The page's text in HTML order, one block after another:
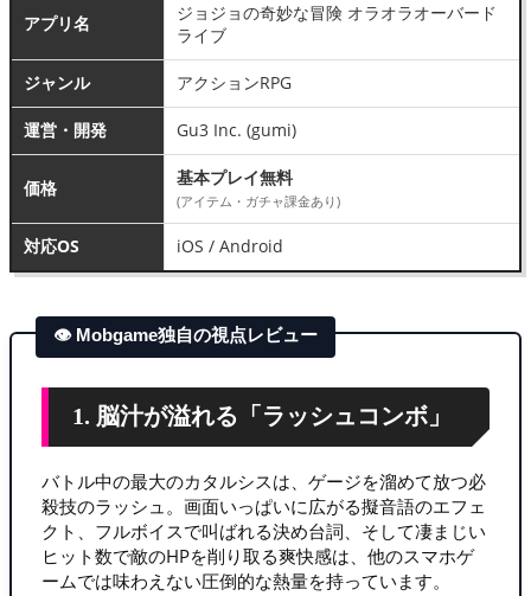
アプリ名
ジョジョの奇妙な冒険 オラオラオーバード
ライブ
ジャンル アクションRPG
運営・開発 Gu3 Inc. (gumi)
価格 基本プレイ無料
(アイテム・ガチャ課金あり)
対応OS iOS / Android
👁 Mobgame独自の視点レビュー
1. 脳汁が溢れる「ラッシュコンボ」
バトル中の最大のカタルシスは、ゲージを溜めて放つ必
殺技のラッシュ。画面いっぱいに広がる擬音語のエフェ
クト、フルボイスで叫ばれる決め台詞、そして凄まじい
ヒット数で敵のHPを削り取る爽快感は、他のスマホゲ
ームでは味わえない圧倒的な熱量を持っています。